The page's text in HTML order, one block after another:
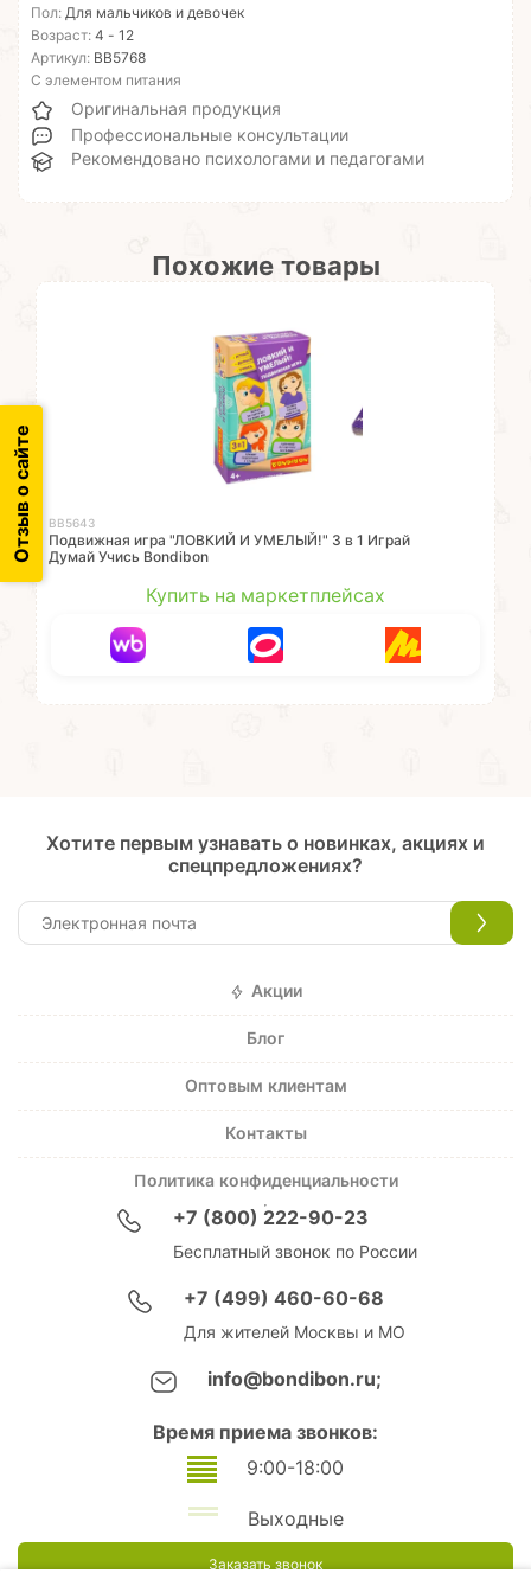
Пол: Для мальчиков и девочек
Возраст: 4 - 12
Артикул: ВВ5768
С элементом питания
Оригинальная продукция
Профессиональные консультации
Рекомендовано психологами и педагогами
Похожие товары
ВВ5643
Подвижная игра "ЛОВКИЙ И УМЕЛЫЙ!" 3 в 1 Играй
Думай Учись Bondibon
Купить на маркетплейсах
Отзыв о сайте
Хотите первым узнавать о новинках, акциях и
спецпредложениях?
Акции
Блог
Оптовым клиентам
Контакты
Политика конфиденциальности
+7 (800) 222-90-23
Бесплатный звонок по России
+7 (499) 460-60-68
Для жителей Москвы и МО
info@bondibon.ru;
Время приема звонков:
9:00-18:00
Выходные
Заказать звонок